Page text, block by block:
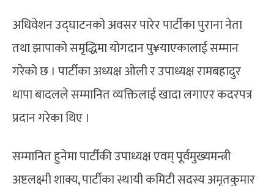
अधिवेशन उद्घाटनको अवसर पारेर पार्टीका पुराना नेता
तथा झापाको समृद्धिमा योगदान पु¥याएकालाई सम्मान
गरेको छ । पार्टीका अध्यक्ष ओली र उपाध्यक्ष रामबहादुर
थापा बादलले सम्मानित व्यक्तिलाई खादा लगाएर कदरपत्र
प्रदान गरेका थिए ।
सम्मानित हुनेमा पार्टीकी उपाध्यक्ष एवम् पूर्वमुख्यमन्त्री
अष्टलक्ष्मी शाक्य, पार्टीका स्थायी कमिटी सदस्य अमृतकुमार